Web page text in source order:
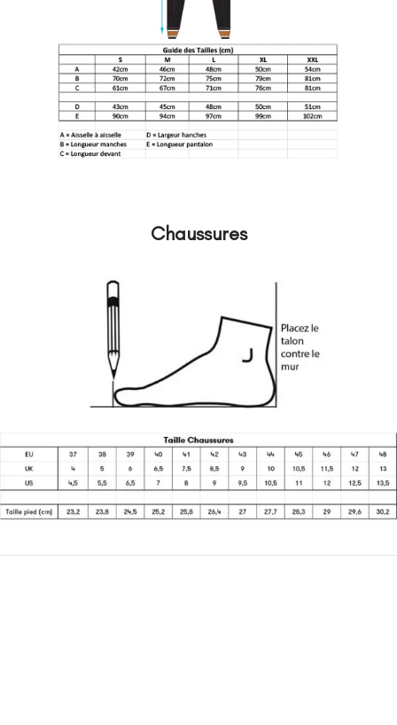
Chaussures